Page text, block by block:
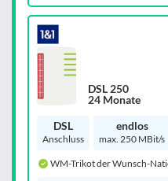
DSL 250
24 Monate
DSL
Anschluss
endlos
max. 250 MBit/s
WM-Trikot der Wunsch-